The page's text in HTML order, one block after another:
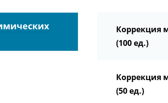
Коррекция
(100 ед.)
Коррекция
(50 ед.)